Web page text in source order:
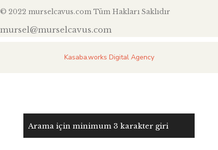
© 2022 murselcavus.com Tüm Hakları Saklıdır
mursel@murselcavus.com
Kasaba.works Digital Agency